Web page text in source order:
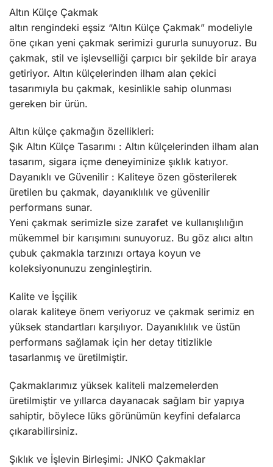
Altın Külçe Çakmak
altın rengindeki eşsiz “Altın Külçe Çakmak” modeliyle
öne çıkan yeni çakmak serimizi gururla sunuyoruz. Bu
çakmak, stil ve işlevselliği çarpıcı bir şekilde bir araya
getiriyor. Altın külçelerinden ilham alan çekici
tasarımıyla bu çakmak, kesinlikle sahip olunması
gereken bir ürün.
Altın külçe çakmağın özellikleri:
Şık Altın Külçe Tasarımı : Altın külçelerinden ilham alan
tasarım, sigara içme deneyiminize şıklık katıyor.
Dayanıklı ve Güvenilir : Kaliteye özen gösterilerek
üretilen bu çakmak, dayanıklılık ve güvenilir
performans sunar.
Yeni çakmak serimizle size zarafet ve kullanışlılığın
mükemmel bir karışımını sunuyoruz. Bu göz alıcı altın
çubuk çakmakla tarzınızı ortaya koyun ve
koleksiyonunuzu zenginleştirin.
Kalite ve İşçilik
olarak kaliteye önem veriyoruz ve çakmak serimiz en
yüksek standartları karşılıyor. Dayanıklılık ve üstün
performans sağlamak için her detay titizlikle
tasarlanmış ve üretilmiştir.
Çakmaklarımız yüksek kaliteli malzemelerden
üretilmiştir ve yıllarca dayanacak sağlam bir yapıya
sahiptir, böylece lüks görünümün keyfini defalarca
çıkarabilirsiniz.
Şıklık ve İşlevin Birleşimi: JNKO Çakmaklar